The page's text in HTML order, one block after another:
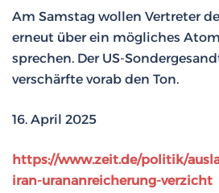
Am Samstag wollen Vertreter
erneut über ein mögliches
sprechen. Der US-
verschärfte vorab den Ton.
16. April 2025
https://www.zeit.de/politik/
iran-urananreicherung-verzicht